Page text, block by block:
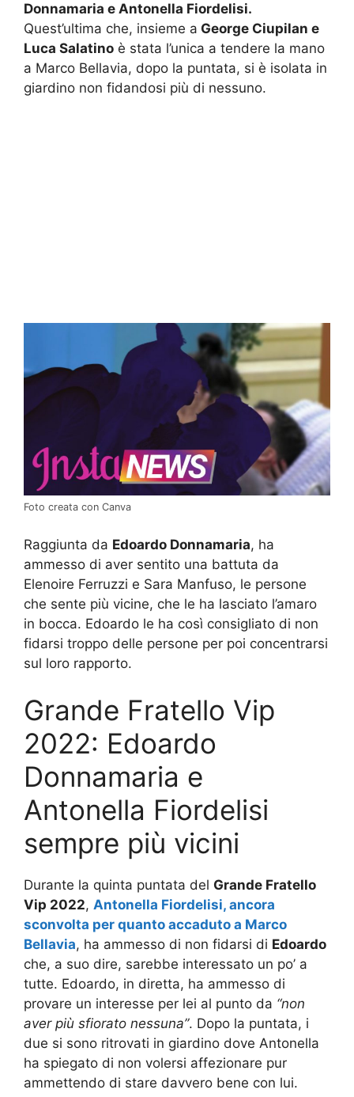
Donnamaria e Antonella Fiordelisi.
Quest’ultima che, insieme a George Ciupilan e
Luca Salatino è stata l’unica a tendere la mano
a Marco Bellavia, dopo la puntata, si è isolata in
giardino non fidandosi più di nessuno.
Foto creata con Canva
Raggiunta da Edoardo Donnamaria, ha
ammesso di aver sentito una battuta da
Elenoire Ferruzzi e Sara Manfuso, le persone
che sente più vicine, che le ha lasciato l’amaro
in bocca. Edoardo le ha così consigliato di non
fidarsi troppo delle persone per poi concentrarsi
sul loro rapporto.
Grande Fratello Vip
2022: Edoardo
Donnamaria e
Antonella Fiordelisi
sempre più vicini
Durante la quinta puntata del Grande Fratello
Vip 2022, Antonella Fiordelisi, ancora
sconvolta per quanto accaduto a Marco
Bellavia, ha ammesso di non fidarsi di Edoardo
che, a suo dire, sarebbe interessato un po’ a
tutte. Edoardo, in diretta, ha ammesso di
provare un interesse per lei al punto da “non
aver più sfiorato nessuna”. Dopo la puntata, i
due si sono ritrovati in giardino dove Antonella
ha spiegato di non volersi affezionare pur
ammettendo di stare davvero bene con lui.